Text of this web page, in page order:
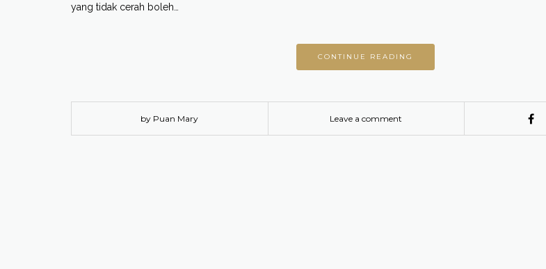
yang tidak cerah boleh…
CONTINUE READING
by Puan Mary Leave a comment